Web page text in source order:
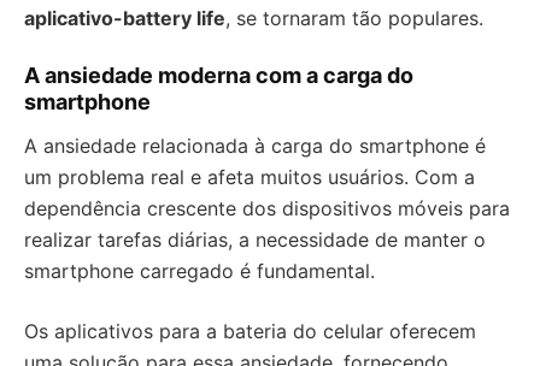
aplicativo-‎battery life, se tornaram tão populares.
A ansiedade moderna com a carga do
smartphone
A ansiedade relacionada à carga do smartphone é
um problema real e afeta muitos usuários. Com a
dependência crescente dos dispositivos móveis para
realizar tarefas diárias, a necessidade de manter o
smartphone carregado é fundamental.
Os aplicativos para a bateria do celular oferecem